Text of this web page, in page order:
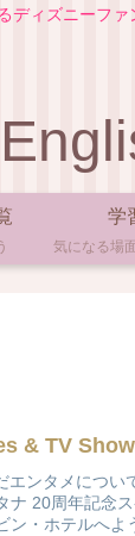
ディズニーフ
学
気になる場
& TV
エンタメについ
ナ 20周年記念
ン・ホテルへよ